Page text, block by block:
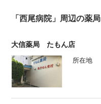
「西尾病院」周辺の薬局
大信薬局 たもん店
所在地